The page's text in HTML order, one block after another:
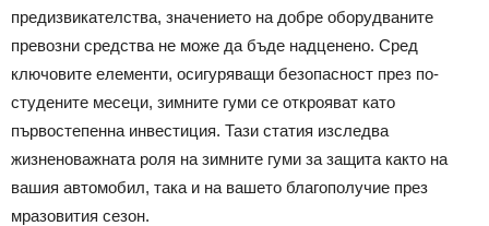
предизвикателства, значението на добре оборудваните
превозни средства не може да бъде надценено. Сред
ключовите елементи, осигуряващи безопасност през по-
студените месеци, зимните гуми се открояват като
първостепенна инвестиция. Тази статия изследва
жизненоважната роля на зимните гуми за защита както на
вашия автомобил, така и на вашето благополучие през
мразовития сезон.